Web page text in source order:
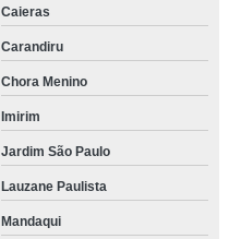
Caieras
Carandiru
Chora Menino
Imirim
Jardim São Paulo
Lauzane Paulista
Mandaqui